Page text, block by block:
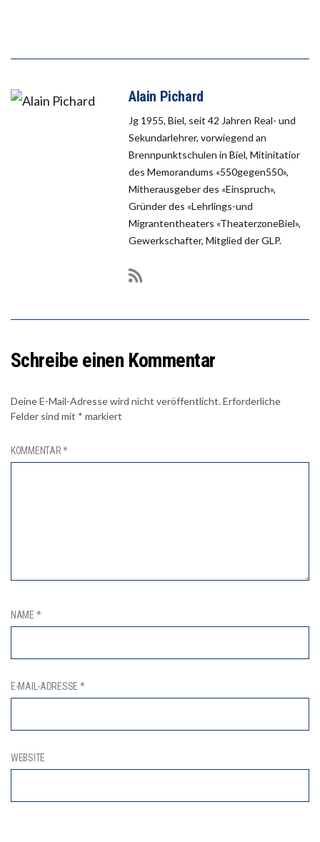
Alain Pichard
Jg 1955, Biel, seit 42 Jahren Real- und
Sekundarlehrer, vorwiegend an
Brennpunktschulen in Biel, Mitinitatior
des Memorandums «550gegen550»,
Mitherausgeber des «Einspruch»,
Gründer des «Lehrlings-und
Migrantentheaters «TheaterzoneBiel»,
Gewerkschafter, Mitglied der GLP.
Schreibe einen Kommentar
Deine E-Mail-Adresse wird nicht veröffentlicht.Erforderliche
Felder sind mit * markiert
KOMMENTAR*
NAME *
E-MAIL-ADRESSE *
WEBSITE